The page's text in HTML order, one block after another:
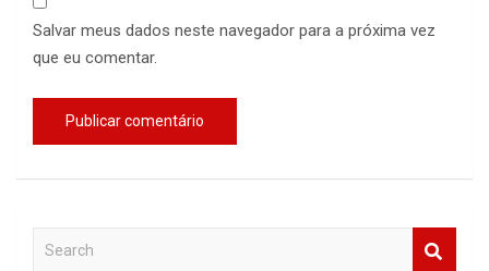
Salvar meus dados neste navegador para a próxima vez
que eu comentar.